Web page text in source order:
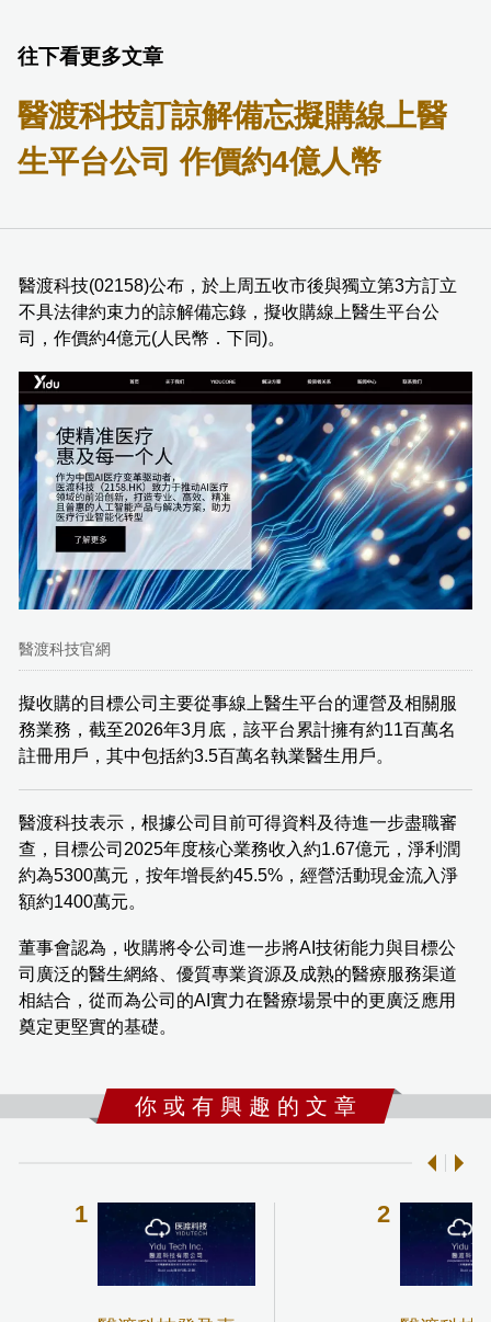
往下看更多文章
醫渡科技訂諒解備忘擬購線上醫
生平台公司 作價約4億人幣
醫渡科技(02158)公布，於上周五收市後與獨立第3方訂立
不具法律約束力的諒解備忘錄，擬收購線上醫生平台公
司，作價約4億元(人民幣．下同)。
醫渡科技官網
擬收購的目標公司主要從事線上醫生平台的運營及相關服
務業務，截至2026年3月底，該平台累計擁有約11百萬名
註冊用戶，其中包括約3.5百萬名執業醫生用戶。
醫渡科技表示，根據公司目前可得資料及待進一步盡職審
查，目標公司2025年度核心業務收入約1.67億元，淨利潤
約為5300萬元，按年增長約45.5%，經營活動現金流入淨
額約1400萬元。
董事會認為，收購將令公司進一步將AI技術能力與目標公
司廣泛的醫生網絡、優質專業資源及成熟的醫療服務渠道
相結合，從而為公司的AI實力在醫療場景中的更廣泛應用
奠定更堅實的基礎。
你 或 有 興 趣 的 文 章